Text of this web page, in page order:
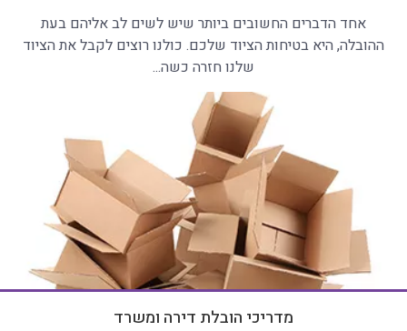
אחד הדברים החשובים ביותר שיש לשים לב אליהם בעת
ההובלה, היא בטיחות הציוד שלכם. כולנו רוצים לקבל את הציוד
שלנו חזרה כשה...
מדריכי הובלת דירה ומשרד